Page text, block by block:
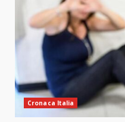
Cronaca Italia